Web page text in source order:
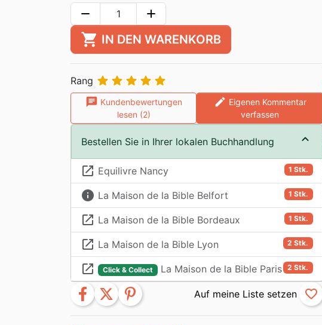
remove add
shopping_cart IN DEN WARENKORB
Rang     
chat Kundenbewertungen
lesen (2)
edit Eigenen Kommentar
verfassen
Bestellen Sie in Ihrer lokalen Buchhandlung
1 Stk.
launch Equilivre Nancy
1 Stk.
info La Maison de la Bible Belfort
1 Stk.
launch La Maison de la Bible Bordeaux
2 Stk.
launch La Maison de la Bible Lyon
2 Stk.
launch Click & Collect La Maison de la Bible Paris
facebook twitter pinterest favorite_border